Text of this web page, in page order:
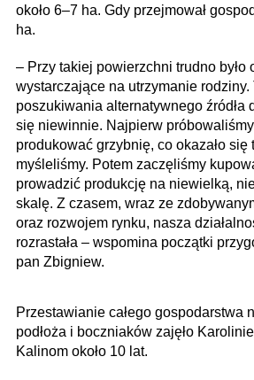
około 6–7 ha. Gdy przejmował
ha.
– Przy takiej powierzchni trudno było
wystarczające na utrzymanie rodziny.
poszukiwania alternatywnego źródła
się niewinnie. Najpierw
produkować grzybnię, co okazało się
myśleliśmy. Potem zaczęliśmy
prowadzić produkcję na niewielką,
skalę. Z czasem, wraz ze
oraz rozwojem rynku, nasza
rozrastała – wspomina początki
pan Zbigniew.
Przestawianie całego gospodarstwa
podłoża i boczniaków zajęło
Kalinom około 10 lat.